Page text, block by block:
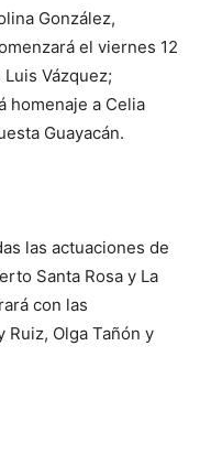
González,
el viernes 12
Vázquez;
homenaje a Celia
Guayacán.
las actuaciones de
Santa Rosa y La
con las
Ruiz, Olga Tañón y